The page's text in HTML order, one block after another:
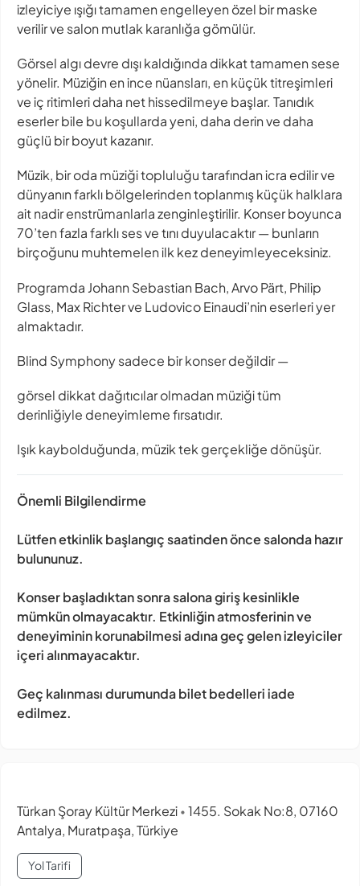
izleyiciye ışığı tamamen engelleyen özel bir maske
verilir ve salon mutlak karanlığa gömülür.
Görsel algı devre dışı kaldığında dikkat tamamen sese
yönelir. Müziğin en ince nüansları, en küçük titreşimleri
ve iç ritimleri daha net hissedilmeye başlar. Tanıdık
eserler bile bu koşullarda yeni, daha derin ve daha
güçlü bir boyut kazanır.
Müzik, bir oda müziği topluluğu tarafından icra edilir ve
dünyanın farklı bölgelerinden toplanmış küçük halklara
ait nadir enstrümanlarla zenginleştirilir. Konser boyunca
70’ten fazla farklı ses ve tını duyulacaktır — bunların
birçoğunu muhtemelen ilk kez deneyimleyeceksiniz.
Programda Johann Sebastian Bach, Arvo Pärt, Philip
Glass, Max Richter ve Ludovico Einaudi’nin eserleri yer
almaktadır.
Blind Symphony sadece bir konser değildir —
görsel dikkat dağıtıcılar olmadan müziği tüm
derinliğiyle deneyimleme fırsatıdır.
Işık kaybolduğunda, müzik tek gerçekliğe dönüşür.
Önemli Bilgilendirme
Lütfen etkinlik başlangıç saatinden önce salonda hazır
bulununuz.
Konser başladıktan sonra salona giriş kesinlikle
mümkün olmayacaktır. Etkinliğin atmosferinin ve
deneyiminin korunabilmesi adına geç gelen izleyiciler
içeri alınmayacaktır.
Geç kalınması durumunda bilet bedelleri iade
edilmez.
Türkan Şoray Kültür Merkezi • 1455. Sokak No:8, 07160
Antalya, Muratpaşa, Türkiye
Yol Tarifi